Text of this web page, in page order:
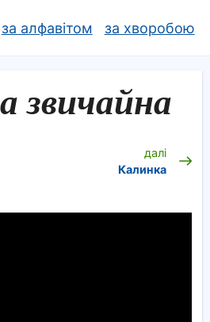
за алфавітом за хворобою
звичайна
далі
Калинка